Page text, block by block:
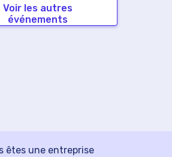
Voir les autres
événements
êtes une entreprise